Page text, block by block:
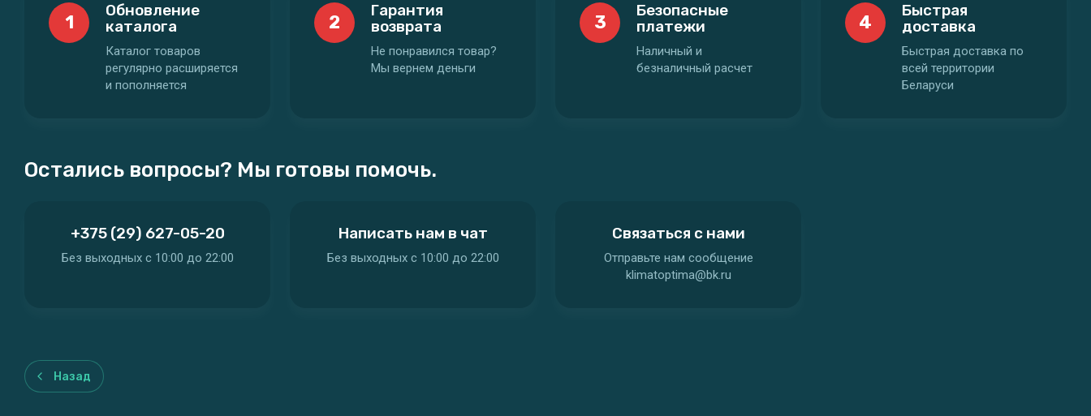
1
Обновление
каталога
Каталог товаров
регулярно расширяется
и пополняется
2
Гарантия
возврата
Не понравился товар?
Мы вернем деньги
3
Безопасные
платежи
Наличный и
безналичный расчет
4
Быстрая
доставка
Быстрая доставка по
всей территории
Беларуси
Остались вопросы? Мы готовы помочь.
+375 (29) 627-05-20
Без выходных c 10:00 до 22:00
Написать нам в чат
Без выходных c 10:00 до 22:00
Связаться с нами
Отправьте нам сообщение
klimatoptima@bk.ru
Назад